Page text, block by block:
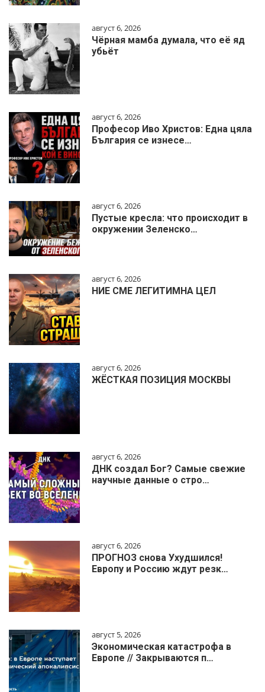
август 6, 2026
Чёрная мамба думала, что её яд
убьёт
август 6, 2026
Професор Иво Христов: Една цяла
България се изнесе…
август 6, 2026
Пустые кресла: что происходит в
окружении Зеленско…
август 6, 2026
НИЕ СМЕ ЛЕГИТИМНА ЦЕЛ
август 6, 2026
ЖЁСТКАЯ ПОЗИЦИЯ МОСКВЫ
август 6, 2026
ДНК создал Бог? Самые свежие
научные данные о стро…
август 6, 2026
ПРОГНОЗ снова Ухудшился!
Европу и Россию ждут резк…
август 5, 2026
Экономическая катастрофа в
Европе // Закрываются п…